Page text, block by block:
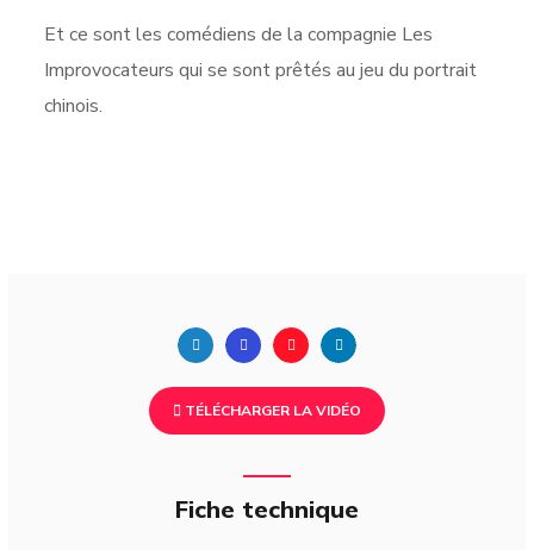
Et ce sont les comédiens de la compagnie Les
Improvocateurs qui se sont prêtés au jeu du portrait
chinois.
TÉLÉCHARGER LA VIDÉO
Fiche technique